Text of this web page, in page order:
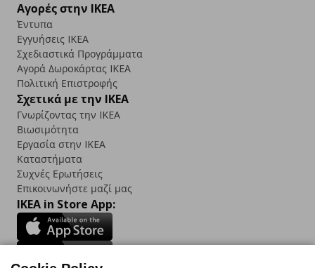
Αγορές στην IKEA
Έντυπα
Εγγυήσεις IKEA
Σχεδιαστικά Προγράμματα
Αγορά Δωρoκάρτας IKEA
Πολιτική Επιστροφής
Σχετικά με την IKEA
Γνωρίζοντας την IKEA
Βιωσιμότητα
Εργασία στην IKEA
Καταστήματα
Συχνές Ερωτήσεις
Επικοινωνήστε μαζί μας
IKEA in Store App: